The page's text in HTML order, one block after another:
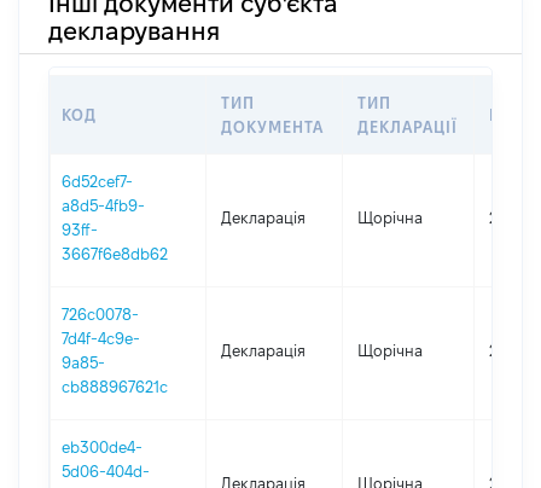
декларування
КОД
ТИП
ДОКУМЕНТА
ТИП
ДЕКЛАРАЦІЇ
6d52cef7-
a8d5-4fb9-
93ff-
3667f6e8db62
Декларація Щорічна 2025
726c0078-
7d4f-4c9e-
9a85-
cb888967621c
Декларація Щорічна 2024
eb300de4-
5d06-404d-
Декларація Щорічна 2023